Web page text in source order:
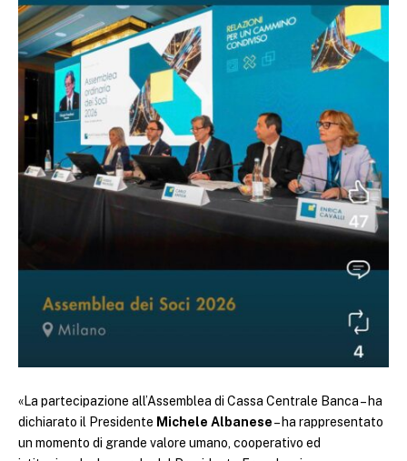
«La partecipazione all’Assemblea di Cassa Centrale Banca – ha
dichiarato il Presidente Michele Albanese– ha rappresentato
un momento di grande valore umano, cooperativo ed